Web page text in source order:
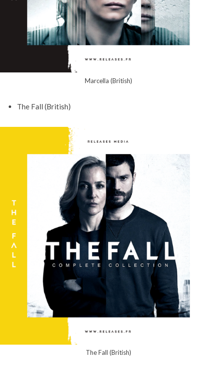
Marcella (British)
The Fall (British)
The Fall (British)